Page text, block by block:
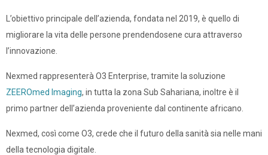
L’obiettivo principale dell’azienda, fondata nel 2019, è quello di
migliorare la vita delle persone prendendosene cura attraverso
l’innovazione.
Nexmed rappresenterà O3 Enterprise, tramite la soluzione
ZEEROmed Imaging, in tutta la zona Sub Sahariana, inoltre è il
primo partner dell’azienda proveniente dal continente africano.
Nexmed, così come O3, crede che il futuro della sanità sia nelle mani
della tecnologia digitale.